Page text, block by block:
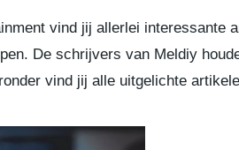
vind jij allerlei interessante
De schrijvers van Meldiy
vind jij alle uitgelichte